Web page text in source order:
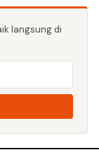
langsung di